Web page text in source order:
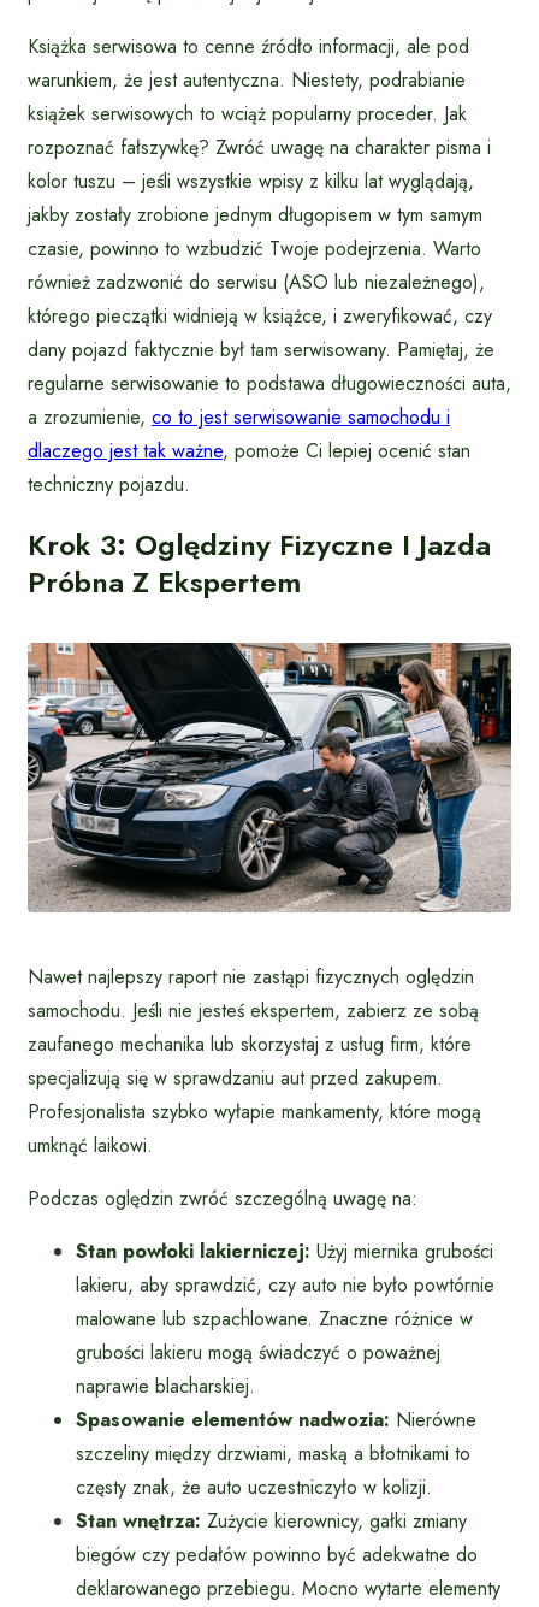
Książka serwisowa to cenne źródło informacji, ale pod
warunkiem, że jest autentyczna. Niestety, podrabianie
książek serwisowych to wciąż popularny proceder. Jak
rozpoznać fałszywkę? Zwróć uwagę na charakter pisma i
kolor tuszu – jeśli wszystkie wpisy z kilku lat wyglądają,
jakby zostały zrobione jednym długopisem w tym samym
czasie, powinno to wzbudzić Twoje podejrzenia. Warto
również zadzwonić do serwisu (ASO lub niezależnego),
którego pieczątki widnieją w książce, i zweryfikować, czy
dany pojazd faktycznie był tam serwisowany. Pamiętaj, że
regularne serwisowanie to podstawa długowieczności auta,
a zrozumienie, co to jest serwisowanie samochodu i
dlaczego jest tak ważne, pomoże Ci lepiej ocenić stan
techniczny pojazdu.
Krok 3: Oględziny Fizyczne I Jazda
Próbna Z Ekspertem
Nawet najlepszy raport nie zastąpi fizycznych oględzin
samochodu. Jeśli nie jesteś ekspertem, zabierz ze sobą
zaufanego mechanika lub skorzystaj z usług firm, które
specjalizują się w sprawdzaniu aut przed zakupem.
Profesjonalista szybko wyłapie mankamenty, które mogą
umknąć laikowi.
Podczas oględzin zwróć szczególną uwagę na:
Stan powłoki lakierniczej: Użyj miernika grubości
lakieru, aby sprawdzić, czy auto nie było powtórnie
malowane lub szpachlowane. Znaczne różnice w
grubości lakieru mogą świadczyć o poważnej
naprawie blacharskiej.
Spasowanie elementów nadwozia: Nierówne
szczeliny między drzwiami, maską a błotnikami to
częsty znak, że auto uczestniczyło w kolizji.
Stan wnętrza: Zużycie kierownicy, gałki zmiany
biegów czy pedałów powinno być adekwatne do
deklarowanego przebiegu. Mocno wytarte elementy